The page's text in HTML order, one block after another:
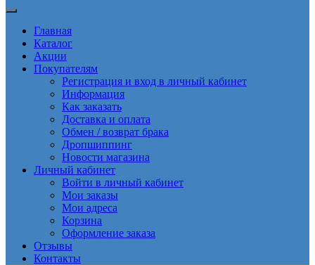
Главная
Каталог
Акции
Покупателям
Регистрация и вход в личный кабинет
Информация
Как заказать
Доставка и оплата
Обмен / возврат брака
Дропшиппинг
Новости магазина
Личный кабинет
Войти в личный кабинет
Мои заказы
Мои адреса
Корзина
Оформление заказа
Отзывы
Контакты